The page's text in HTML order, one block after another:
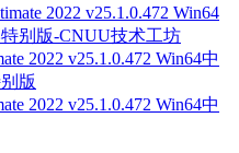
2022 v25.1.0.472 Win64中
版
2022 v25.1.0.472 Win64中